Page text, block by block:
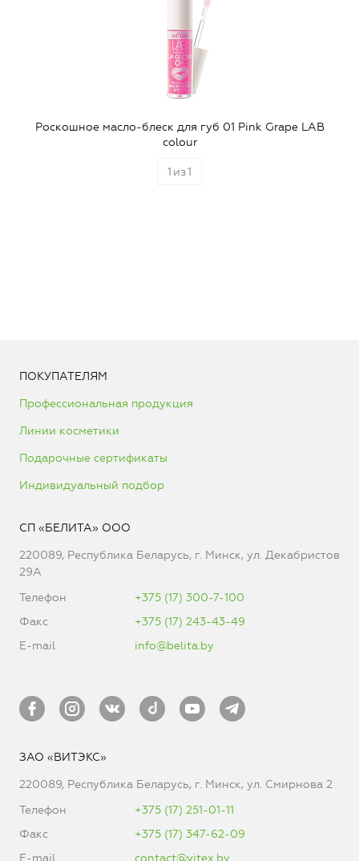
Роскошное масло-блеск для губ 01 Pink Grape LAB
colour
1 из1
ПОКУПАТЕЛЯМ
Профессиональная продукция
Линии косметики
Подарочные сертификаты
Индивидуальный подбор
СП «БЕЛИТА» ООО
220089, Республика Беларусь, г. Минск, ул. Декабристов
29А
Телефон
+375 (17) 300-7-100
Факс
+375 (17) 243-43-49
E-mail
info@belita.by
ЗАО «ВИТЭКС»
220089, Республика Беларусь, г. Минск, ул. Смирнова 2
Телефон
+375 (17) 251-01-11
Факс
+375 (17) 347-62-09
E-mail
contact@vitex.by